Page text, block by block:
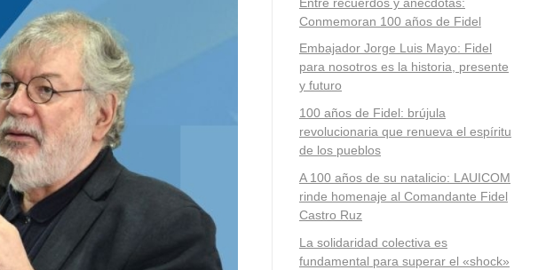
Conmemoran 100 años de Fidel
Embajador Jorge Luis Mayo: Fidel
para nosotros es la historia, presente
y futuro
100 años de Fidel: brújula
revolucionaria que renueva el espíritu
de los pueblos
A 100 años de su natalicio: LAUICOM
rinde homenaje al Comandante Fidel
Castro Ruz
La solidaridad colectiva es
fundamental para superar el «shock»